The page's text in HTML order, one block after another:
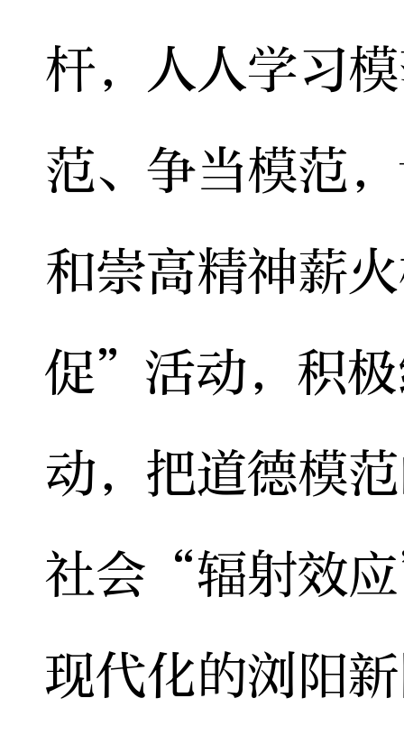
杆，人人学习
范、争当模范
和崇高精神薪
促”活动，积
动，把道德模
社会“辐射效
现代化的浏阳